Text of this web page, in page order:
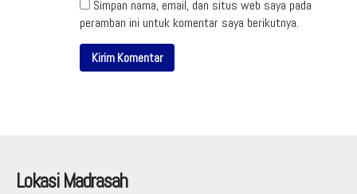
Simpan nama, email, dan situs web saya pada
peramban ini untuk komentar saya berikutnya.
Lokasi Madrasah